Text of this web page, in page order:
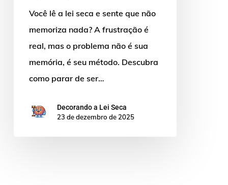
Você lê a lei seca e sente que não
memoriza nada? A frustração é
real, mas o problema não é sua
memória, é seu método. Descubra
como parar de ser…
Decorando a Lei Seca
23 de dezembro de 2025